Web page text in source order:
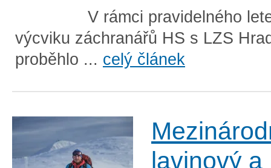
V rámci pravidelného
výcviku záchranářů HS s LZS
proběhlo ... celý článek
lavinový a